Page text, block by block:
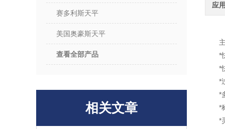
赛多利斯天平
美国奥豪斯天平
查看全部产品
相关文章
应
*
*
*
*
*
*